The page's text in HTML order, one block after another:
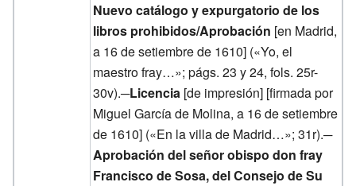
Nuevo catálogo y expurgatorio de los
libros prohibidos/Aprobación [en Madrid,
a 16 de setiembre de 1610] («Yo, el
maestro fray…»; págs. 23 y 24, fols. 25r-
30v).─Licencia [de impresión] [firmada por
Miguel García de Molina, a 16 de setiembre
de 1610] («En la villa de Madrid…»; 31r).─
Aprobación del señor obispo don fray
Francisco de Sosa, del Consejo de Su